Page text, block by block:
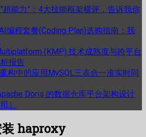
超能力”：4大技能框架横评，告诉我你
编程套餐(Coding Plan)选购指南：我
(KMP) 技术成熟度与跨平台
报告
构中的应用MySQL三表合一准实时同
Doris 的数据仓库平台架构设计
）
装 haproxy